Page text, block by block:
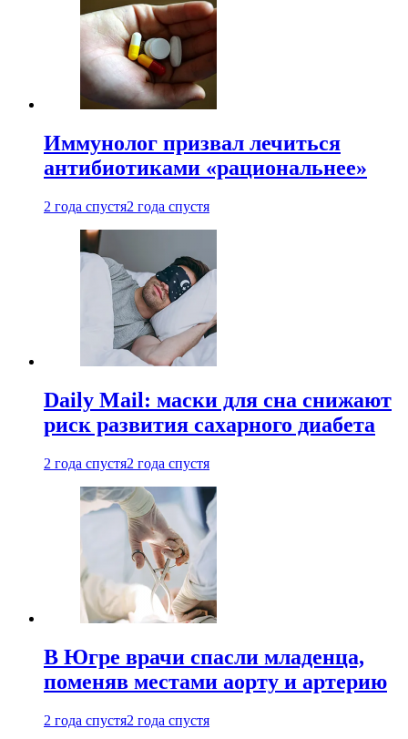
Иммунолог призвал лечиться
антибиотиками «рациональнее»
2 года спустя2 года спустя
Daily Mail: маски для сна снижают
риск развития сахарного диабета
2 года спустя2 года спустя
В Югре врачи спасли младенца,
поменяв местами аорту и артерию
2 года спустя2 года спустя